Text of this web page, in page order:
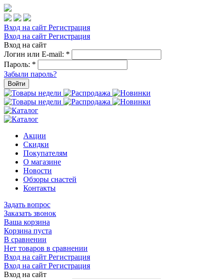
Вход на сайт Регистрация
Вход на сайт Регистрация
Вход на сайт
Логин или E-mail: *
Пароль: *
Забыли пароль?
Войти
Акции
Скидки
Покупателям
О магазине
Новости
Обзоры снастей
Контакты
Задать вопрос
Заказать звонок
Ваша корзина
Корзина пуста
В сравнении
Нет товаров в сравнении
Вход на сайт Регистрация
Вход на сайт Регистрация
Вход на сайт